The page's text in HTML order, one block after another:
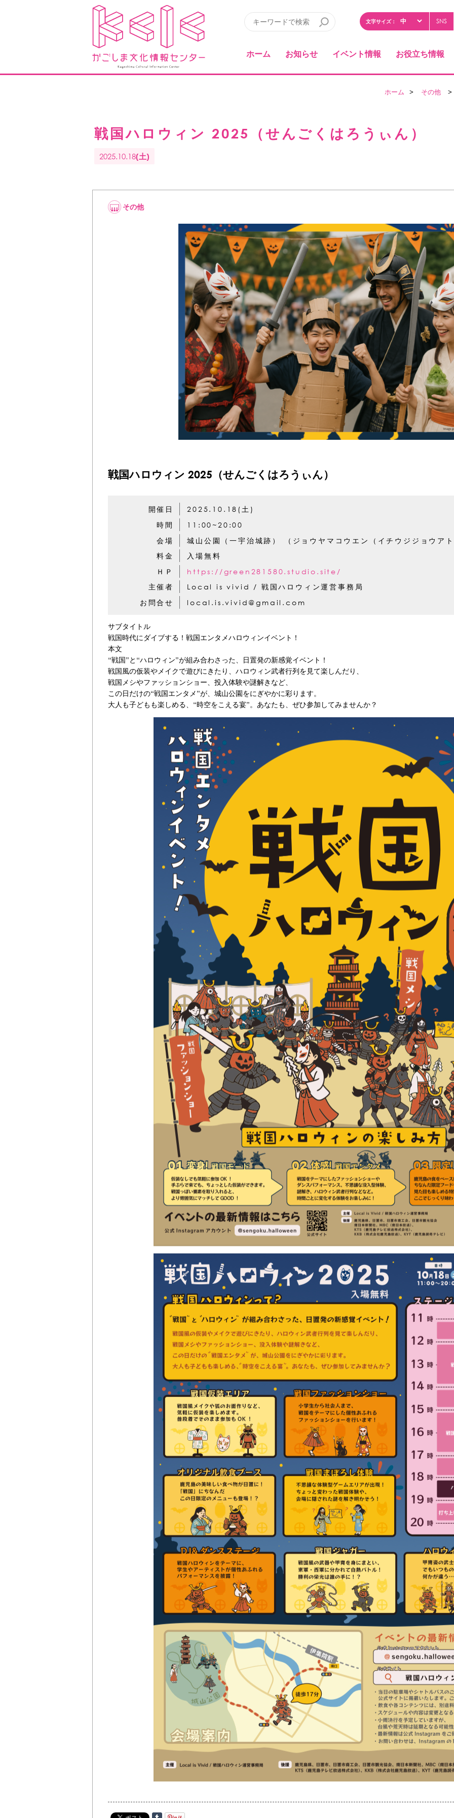
文字サイズ： SNS
ホーム お知らせ イベント情報 お役立ち情報
ホーム > その他 >
戦国ハロウィン 2025（せんごくはろうぃん）
2025.10.18(土)
その他
戦国ハロウィン 2025（せんごくはろうぃん）
開催日
2025.10.18(土)
時間
11:00~20:00
会場
城山公園（一宇治城跡） （ジョウヤマコウエン（イチウジジョウア
料金
入場無料
ＨＰ
https://green281580.studio.site/
主催者
Local is vivid / 戦国ハロウィン運営事務局
お問合せ
local.is.vivid@gmail.com
サブタイトル
戦国時代にダイブする！戦国エンタメハロウィンイベント！
本文
“戦国”と“ハロウィン”が組み合わさった、日置発の新感覚イベント！
戦国風の仮装やメイクで遊びにきたり、ハロウィン武者行列を見て楽しんだり、
戦国メシやファッションショー、投入体験や謎解きなど、
この日だけの“戦国エンタメ”が、城山公園をにぎやかに彩ります。
大人も子どもも楽しめる、“時空をこえる宴”。あなたも、ぜひ参加してみませんか？